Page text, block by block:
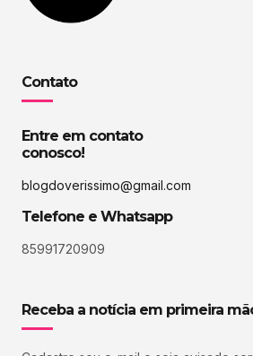
Contato
Entre em contato
conosco!
blogdoverissimo@gmail.com
Telefone e Whatsapp
85991720909
Receba a notícia em primeira